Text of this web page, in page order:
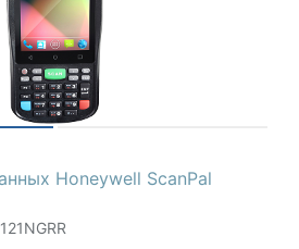
Honeywell ScanPal